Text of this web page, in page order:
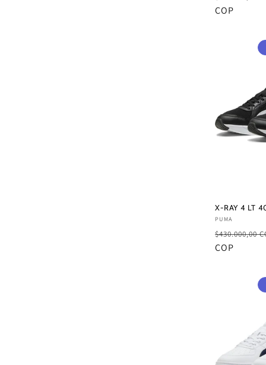
habitual
COP
X-RAY 4 LT
Proveedor:
PUMA
Precio
habitual
$430.000,00
COP